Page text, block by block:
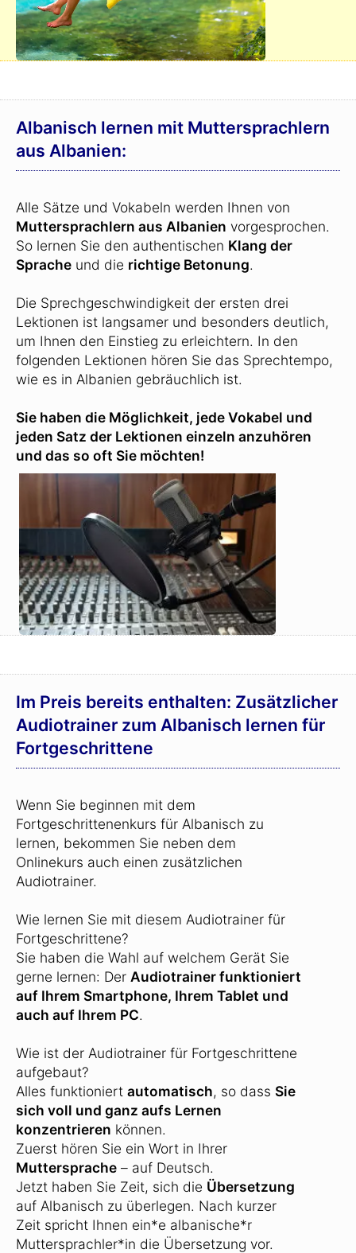
Albanisch lernen mit Muttersprachlern
aus Albanien:
Alle Sätze und Vokabeln werden Ihnen von
Muttersprachlern aus Albanien vorgesprochen.
So lernen Sie den authentischen Klang der
Sprache und die richtige Betonung.
Die Sprechgeschwindigkeit der ersten drei
Lektionen ist langsamer und besonders deutlich,
um Ihnen den Einstieg zu erleichtern. In den
folgenden Lektionen hören Sie das Sprechtempo,
wie es in Albanien gebräuchlich ist.
Sie haben die Möglichkeit, jede Vokabel und
jeden Satz der Lektionen einzeln anzuhören
und das so oft Sie möchten!
Im Preis bereits enthalten: Zusätzlicher
Audiotrainer zum Albanisch lernen für
Fortgeschrittene
Wenn Sie beginnen mit dem
Fortgeschrittenenkurs für Albanisch zu
lernen, bekommen Sie neben dem
Onlinekurs auch einen zusätzlichen
Audiotrainer.
Wie lernen Sie mit diesem Audiotrainer für
Fortgeschrittene?
Sie haben die Wahl auf welchem Gerät Sie
gerne lernen: Der Audiotrainer funktioniert
auf Ihrem Smartphone, Ihrem Tablet und
auch auf Ihrem PC.
Wie ist der Audiotrainer für Fortgeschrittene
aufgebaut?
Alles funktioniert automatisch, so dass Sie
sich voll und ganz aufs Lernen
konzentrieren können.
Zuerst hören Sie ein Wort in Ihrer
Muttersprache – auf Deutsch.
Jetzt haben Sie Zeit, sich die Übersetzung
auf Albanisch zu überlegen. Nach kurzer
Zeit spricht Ihnen ein*e albanische*r
Muttersprachler*in die Übersetzung vor.